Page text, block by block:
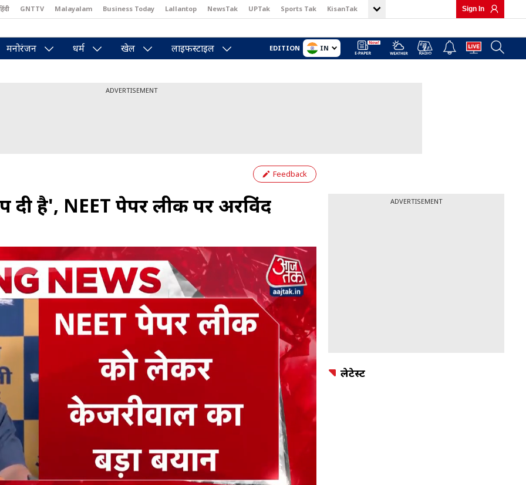
GNTTV Malayalam Business Today Lallantop NewsTak UPTak Sports Tak KisanTak Sign In
मनोरंजन धर्म खेल लाइफस्टाइल EDITION IN
ADVERTISEMENT
Feedback
दी है', NEET पेपर लीक पर अरवि‍ंद
ADVERTISEMENT
लेटेस्ट